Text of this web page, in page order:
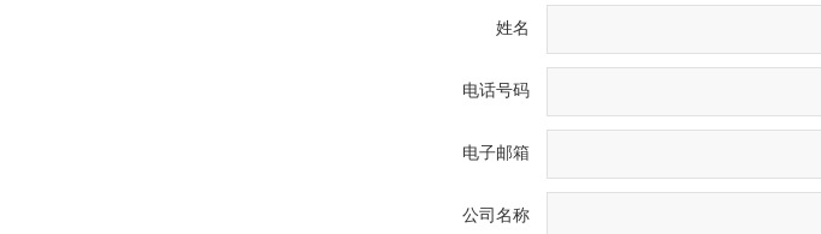
姓名
电话号码
电子邮箱
公司名称